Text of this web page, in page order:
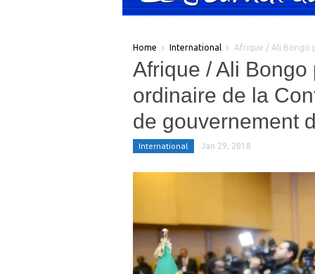
Home International Afrique / Ali Bongo
Afrique / Ali
ordinaire de la
de gouvernement
International Jan 29, 2018